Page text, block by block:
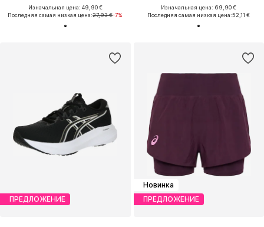
Изначальная цена: 49,90 €
Последняя самая низкая цена:27,93 €-7%
Изначальная цена: 69,90 €
Последняя самая низкая цена:52,11 €
ПРЕДЛОЖЕНИЕ
Новинка
ПРЕДЛОЖЕНИЕ